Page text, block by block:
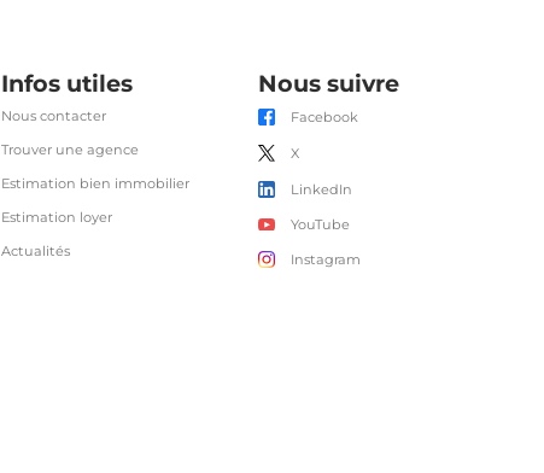
Infos utiles
Nous contacter
Trouver une agence
Estimation bien immobilier
Estimation loyer
Actualités
Nous suivre
Facebook
X
LinkedIn
YouTube
Instagram